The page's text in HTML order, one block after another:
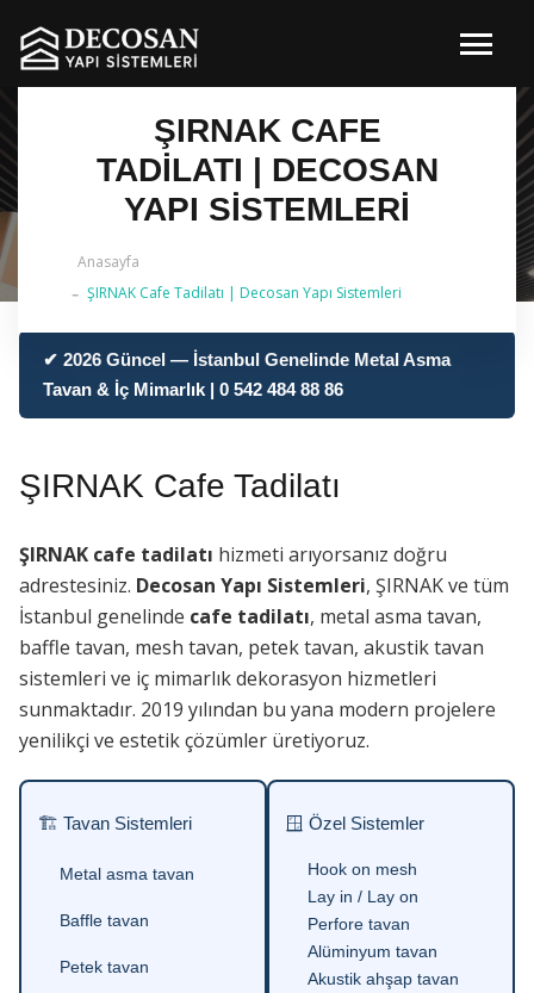
ŞIRNAK CAFE
TADILATI | DECOSAN
YAPI SISTEMLERI
Anasayfa
ŞIRNAK Cafe Tadilatı | Decosan Yapı Sistemleri
✔ 2026 Güncel — İstanbul Genelinde Metal Asma
Tavan & İç Mimarlık | 0 542 484 88 86
ŞIRNAK Cafe Tadilatı
ŞIRNAK cafe tadilatı hizmeti arıyorsanız doğru
adrestesiniz. Decosan Yapı Sistemleri, ŞIRNAK ve tüm
İstanbul genelinde cafe tadilatı, metal asma tavan,
baffle tavan, mesh tavan, petek tavan, akustik tavan
sistemleri ve iç mimarlık dekorasyon hizmetleri
sunmaktadır. 2019 yılından bu yana modern projelere
yenilikçi ve estetik çözümler üretiyoruz.
🏗 Tavan Sistemleri
Metal asma tavan
Baffle tavan
Petek tavan
🪟 Özel Sistemler
Hook on mesh
Lay in / Lay on
Perfore tavan
Alüminyum tavan
Akustik ahşap tavan